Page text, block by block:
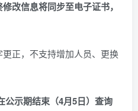
修改信息将同步至电子证书，
正，不支持增加人员、更换
公示期结束（4月5日）查询